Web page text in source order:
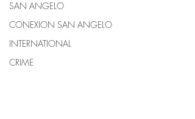
SAN ANGELO
CONEXION SAN ANGELO
INTERNATIONAL
CRIME